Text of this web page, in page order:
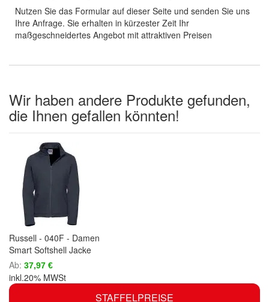
STAFFELPREISE
Nutzen Sie das Formular auf dieser Seite und senden Sie uns
Ihre Anfrage. Sie erhalten in kürzester Zeit Ihr
maßgeschneidertes Angebot mit attraktiven Preisen
Wir haben andere Produkte gefunden,
die Ihnen gefallen könnten!
Russell - 040F - Damen
Smart Softshell Jacke
Ab 37,97 €
inkl.20% MWSt